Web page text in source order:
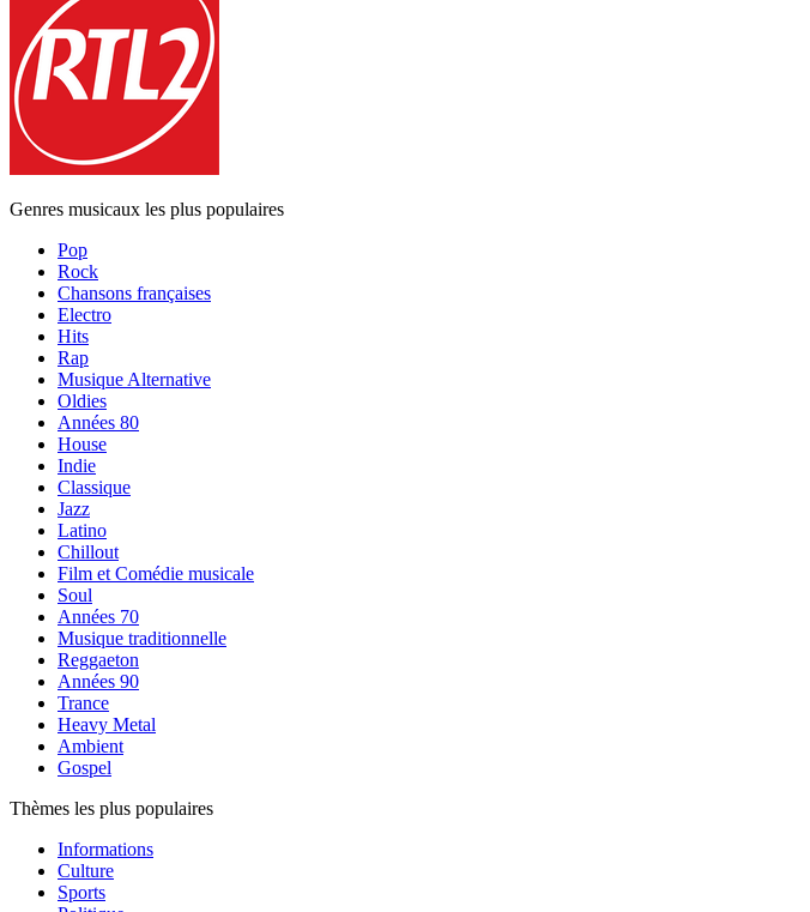
Genres musicaux les plus populaires
Pop
Rock
Chansons françaises
Electro
Hits
Rap
Musique Alternative
Oldies
Années 80
House
Indie
Classique
Jazz
Latino
Chillout
Film et Comédie musicale
Soul
Années 70
Musique traditionnelle
Reggaeton
Années 90
Trance
Heavy Metal
Ambient
Gospel
Thèmes les plus populaires
Informations
Culture
Sports